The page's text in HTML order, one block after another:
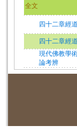
全文
四十二章經
四十二章經
現代佛教學
論考辨